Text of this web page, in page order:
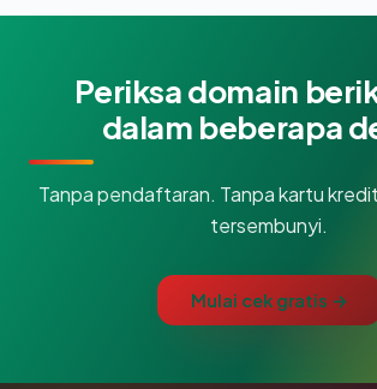
Periksa domain
dalam beberapa
Tanpa pendaftaran. Tanpa kartu
tersembunyi.
Mulai cek gratis →